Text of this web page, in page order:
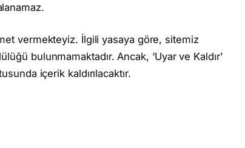
vermekteyiz. İlgili yasaya göre, sitemiz
bulunmamaktadır. Ancak, ‘Uyar ve Kaldır’
içerik kaldırılacaktır.